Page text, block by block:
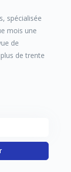
spécialisée
mois une
de
de trente